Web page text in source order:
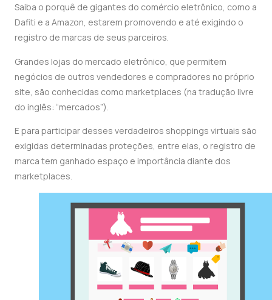
Saiba o porquê de gigantes do comércio eletrônico, como a
Dafiti e a Amazon, estarem promovendo e até exigindo o
registro de marcas de seus parceiros.
Grandes lojas do mercado eletrônico, que permitem
negócios de outros vendedores e compradores no próprio
site, são conhecidas como marketplaces (na tradução livre
do inglês: “mercados”).
E para participar desses verdadeiros shoppings virtuais são
exigidas determinadas proteções, entre elas, o registro de
marca tem ganhado espaço e importância diante dos
marketplaces.